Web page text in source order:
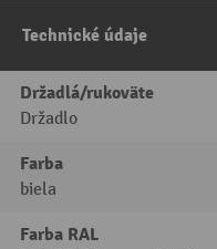
Technické údaje
Držadlá/rukoväte
Držadlo
Farba
biela
Farba RAL